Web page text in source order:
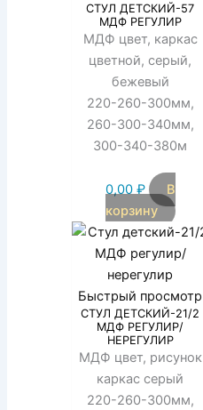
СТУЛ ДЕТСКИЙ-57
МДФ РЕГУЛИР
МДФ цвет, каркас
цветной, серый,
бежевый
220-260-300мм,
260-300-340мм,
300-340-380м
0,00 ₽
В
корзину
Быстрый просмотр
СТУЛ ДЕТСКИЙ-21/2
МДФ РЕГУЛИР/
НЕРЕГУЛИР
МДФ цвет, рисунок
каркас серый
220-260-300мм,